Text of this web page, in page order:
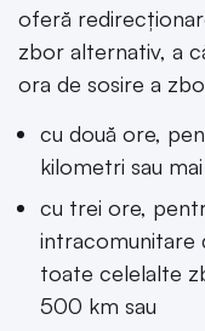
oferă
zbor alternativ, a
ora de sosire a
cu două ore,
kilometri sau
cu trei ore,
intracomunitare
toate celelalte
500 km sau